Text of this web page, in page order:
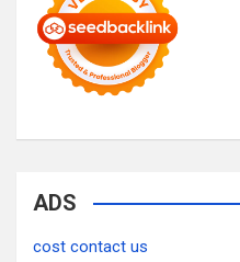
ADS
cost contact us